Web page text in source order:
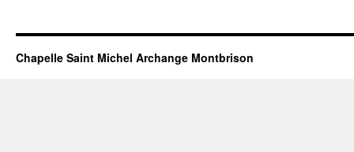
Chapelle Saint Michel Archange Montbrison